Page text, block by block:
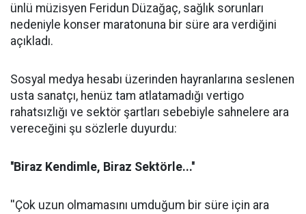
ünlü müzisyen Feridun Düzağaç, sağlık sorunları
nedeniyle konser maratonuna bir süre ara verdiğini
açıkladı.
Sosyal medya hesabı üzerinden hayranlarına seslenen
usta sanatçı, henüz tam atlatamadığı vertigo
rahatsızlığı ve sektör şartları sebebiyle sahnelere ara
vereceğini şu sözlerle duyurdu:
''Biraz Kendimle, Biraz Sektörle...''
''Çok uzun olmamasını umduğum bir süre için ara